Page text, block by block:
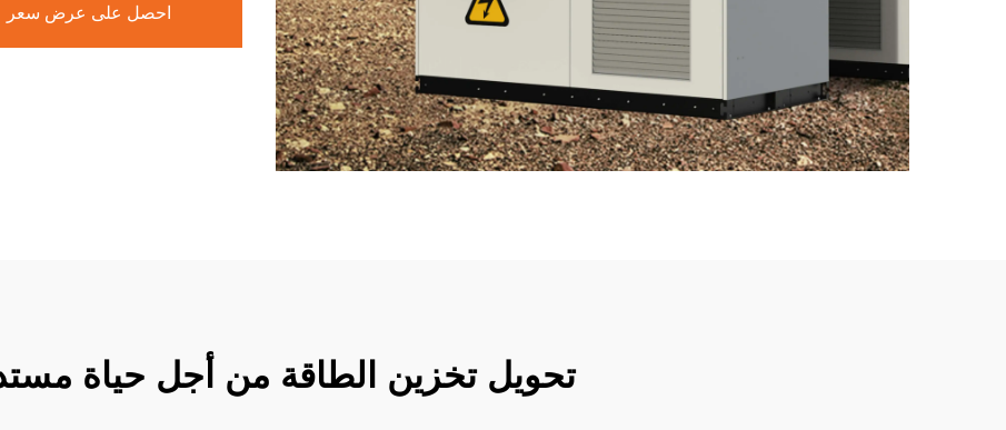
احصل على عرض سعر
تحويل تخزين الطاقة من أجل حياة